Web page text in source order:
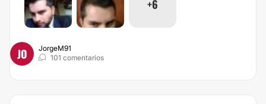
+6
JO
JorgeM91
101 comentarios